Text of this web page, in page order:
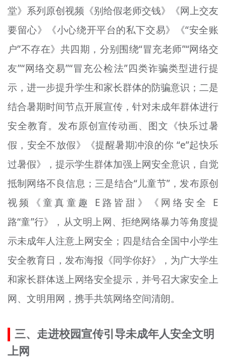
堂》系列原创视频《别给假老师交钱》《网上交友
要留心》《小心绕开平台的私下交易》《“安全账
户”不存在》共四期，分别围绕“冒充老师”“网络交
友”“网络交易”“冒充公检法”四类诈骗类型进行提
示，进一步提升学生和家长群体的防骗意识；二是
结合暑期时间节点开展宣传，针对未成年群体进行
安全教育。发布原创宣传动画、图文《快乐过暑
假，安全不放假》《提醒暑期冲浪的你 “e”起快乐
过暑假》，提示学生群体加强上网安全意识，自觉
抵制网络不良信息；三是结合“儿童节”，发布原创
视频《童真童趣 E路皆甜》《网络安全 E
路“童”行》，从文明上网、拒绝网络暴力等角度提
示未成年人注意上网安全；四是结合全国中小学生
安全教育日，发布海报《同学你好》，为广大学生
和家长群体送上网络安全提示，并号召大家安全上
网、文明用网，携手共筑网络空间清朗。
三、走进校园宣传引导未成年人安全文明
上网